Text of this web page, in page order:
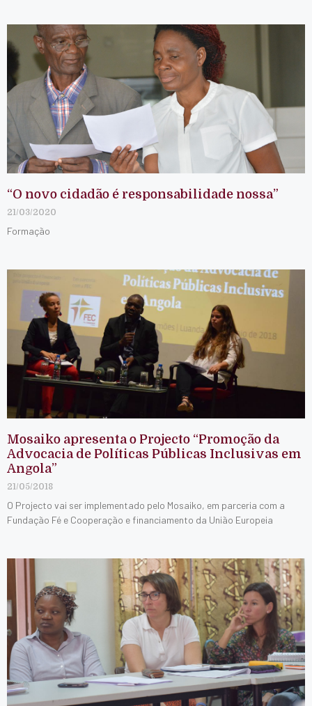
“O novo cidadão é responsabilidade nossa”
21/03/2020
Formação
Mosaiko apresenta o Projecto “Promoção da
Advocacia de Políticas Públicas Inclusivas em
Angola”
21/05/2018
O Projecto vai ser implementado pelo Mosaiko, em parceria com a
Fundação Fé e Cooperação e financiamento da União Europeia